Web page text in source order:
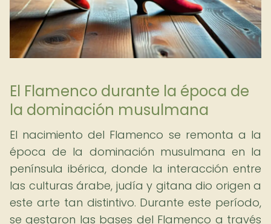
El Flamenco durante la época de
la dominación musulmana
El nacimiento del Flamenco se remonta a la
época de la dominación musulmana en la
península ibérica, donde la interacción entre
las culturas árabe, judía y gitana dio origen a
este arte tan distintivo. Durante este período,
se gestaron las bases del Flamenco a través